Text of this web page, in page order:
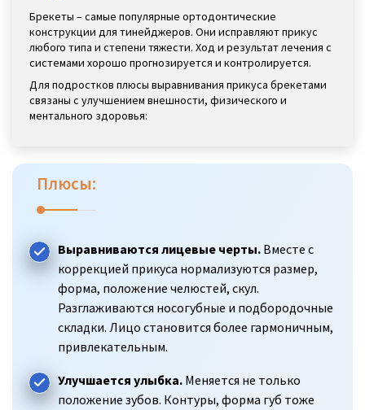
Брекеты – самые популярные ортодонтические
конструкции для тинейджеров. Они исправляют прикус
любого типа и степени тяжести. Ход и результат лечения с
системами хорошо прогнозируется и контролируется.
Для подростков плюсы выравнивания прикуса брекетами
связаны с улучшением внешности, физического и
ментального здоровья:
Плюсы:
Выравниваются лицевые черты. Вместе с
коррекцией прикуса нормализуются размер,
форма, положение челюстей, скул.
Разглаживаются носогубные и подбородочные
складки. Лицо становится более гармоничным,
привлекательным.
Улучшается улыбка. Меняется не только
положение зубов. Контуры, форма губ тоже